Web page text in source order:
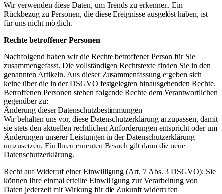
Wir verwenden diese Daten, um Trends zu erkennen. Ein
Rückbezug zu Personen, die diese Ereignisse ausgelöst haben, ist
für uns nicht möglich.
Rechte betroffener Personen
Nachfolgend haben wir die Rechte betroffener Person für Sie
zusammengefasst. Die vollständigen Rechtstexte finden Sie in den
genannten Artikeln. Aus dieser Zusammenfassung ergeben sich
keine über die in der DSGVO festgelegten hinausgehenden Rechte.
Betroffenen Personen stehen folgende Rechte dem Verantwortlichen
gegenüber zu:
Änderung dieser Datenschutzbestimmungen
Wir behalten uns vor, diese Datenschutzerklärung anzupassen, damit
sie stets den aktuellen rechtlichen Anforderungen entspricht oder um
Änderungen unserer Leistungen in der Datenschutzerklärung
umzusetzen. Für Ihren erneuten Besuch gilt dann die neue
Datenschutzerklärung.
Recht auf Widerruf einer Einwilligung (Art. 7 Abs. 3 DSGVO): Sie
können Ihre einmal erteilte Einwilligung zur Verarbeitung von
Daten jederzeit mit Wirkung für die Zukunft widerrufen